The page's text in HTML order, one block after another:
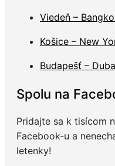
Viedeň –
Košice – New
Budapešť –
Spolu na
Pridajte sa k tisícom
Facebook-u a
letenky!